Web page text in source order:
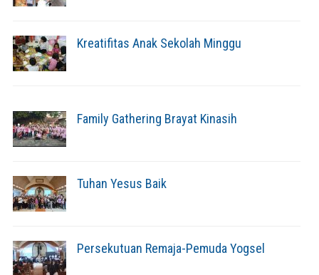
Kreatifitas Anak Sekolah Minggu
Family Gathering Brayat Kinasih
Tuhan Yesus Baik
Persekutuan Remaja-Pemuda Yogsel